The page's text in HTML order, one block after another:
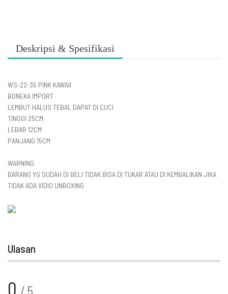
Deskripsi & Spesifikasi
WS-22-35 PINK KAWAII
BONEKA IMPORT
LEMBUT HALUS TEBAL DAPAT DI CUCI
TINGGI 25CM
LEBAR 12CM
PANJANG 15CM
WARNING
BARANG YG SUDAH DI BELI TIDAK BISA DI TUKAR ATAU DI KEMBALIKAN JIKA
TIDAK ADA VIDIO UNBOXING
Ulasan
0 / 5